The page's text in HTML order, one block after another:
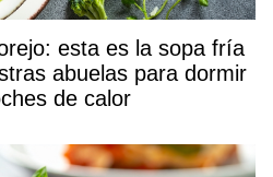
esta es la sopa fría
abuelas para dormir
de calor